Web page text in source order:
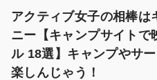
アクティブ女子の相棒は
ニー【キャンプサイトで
ル 18選】キャンプやサ
楽しんじゃう！